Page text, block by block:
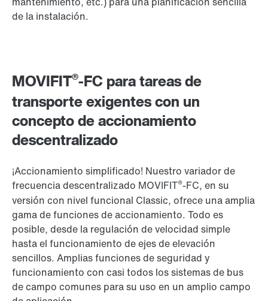
MOVIFIT®-FC para tareas de
transporte exigentes con un
concepto de accionamiento
descentralizado
¡Accionamiento simplificado! Nuestro variador de
frecuencia descentralizado MOVIFIT®-FC, en su
versión con nivel funcional Classic, ofrece una amplia
gama de funciones de accionamiento. Todo es
posible, desde la regulación de velocidad simple
hasta el funcionamiento de ejes de elevación
sencillos. Amplias funciones de seguridad y
funcionamiento con casi todos los sistemas de bus
de campo comunes para su uso en un amplio campo
de la instalación.